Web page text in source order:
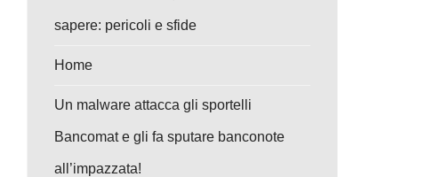
sapere: pericoli e sfide
Home
Un malware attacca gli sportelli
Bancomat e gli fa sputare banconote
all’impazzata!